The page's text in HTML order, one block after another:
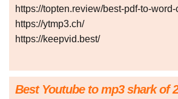
https://topten.review/best-pdf-to-
https://ytmp3.ch/
https://keepvid.best/
Best Youtube to mp3 shark of